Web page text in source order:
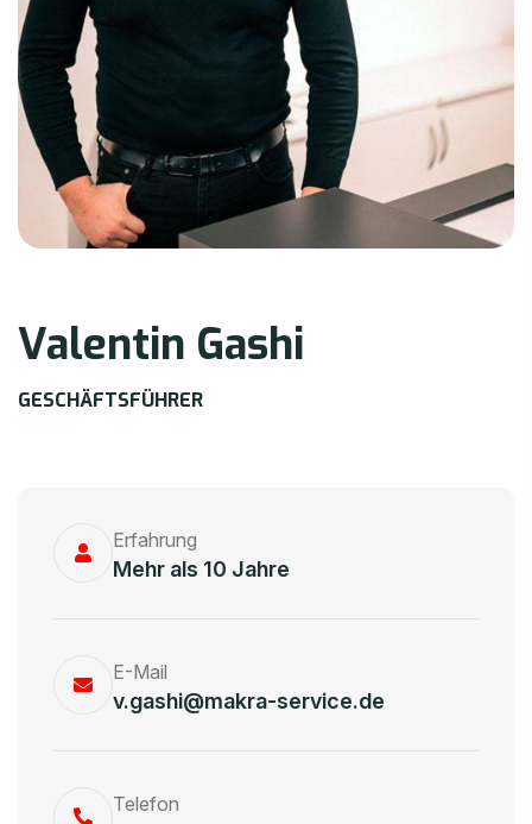
Valentin Gashi
GESCHÄFTSFÜHRER
Erfahrung
Mehr als 10 Jahre
E-Mail
v.gashi@makra-service.de
Telefon